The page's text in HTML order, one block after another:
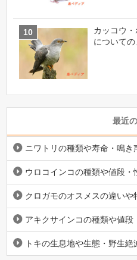
カッコウ
についての
最近
ニワトリの種類や寿命・鳴き
ウロコインコの種類や値段・
クロガモのオスメスの違いや
アキクサインコの種類や値段
トキの生息地や生態・野生